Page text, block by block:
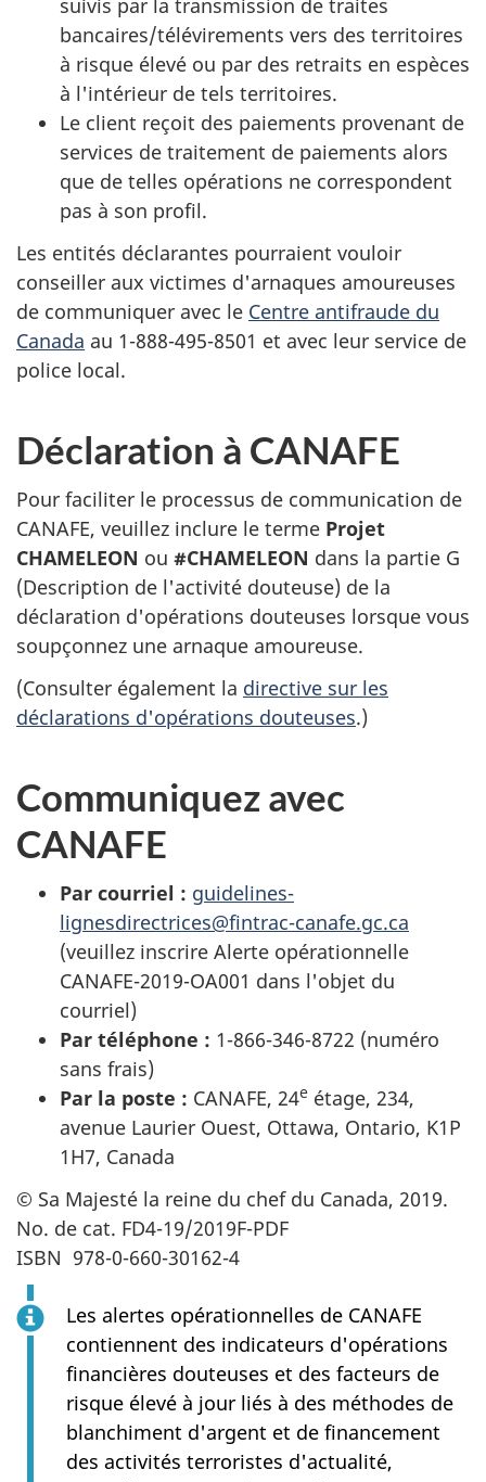
suivis par la transmission de traites
bancaires/télévirements vers des territoires
à risque élevé ou par des retraits en espèces
à l'intérieur de tels territoires.
Le client reçoit des paiements provenant de
services de traitement de paiements alors
que de telles opérations ne correspondent
pas à son profil.
Les entités déclarantes pourraient vouloir
conseiller aux victimes d'arnaques amoureuses
de communiquer avec le Centre antifraude du
Canada au 1-888-495-8501 et avec leur service de
police local.
Déclaration à CANAFE
Pour faciliter le processus de communication de
CANAFE, veuillez inclure le terme Projet
CHAMELEON ou #CHAMELEON dans la partie G
(Description de l'activité douteuse) de la
déclaration d'opérations douteuses lorsque vous
soupçonnez une arnaque amoureuse.
(Consulter également la directive sur les
déclarations d'opérations douteuses.)
Communiquez avec
CANAFE
Par courriel : guidelines-
lignesdirectrices@fintrac-canafe.gc.ca
(veuillez inscrire Alerte opérationnelle
CANAFE-2019-OA001 dans l'objet du
courriel)
Par téléphone : 1-866-346-8722 (numéro
sans frais)
Par la poste : CANAFE, 24e étage, 234,
avenue Laurier Ouest, Ottawa, Ontario, K1P
1H7, Canada
© Sa Majesté la reine du chef du Canada, 2019.
No. de cat. FD4-19/2019F-PDF
ISBN 978-0-660-30162-4
Les alertes opérationnelles de CANAFE
contiennent des indicateurs d'opérations
financières douteuses et des facteurs de
risque élevé à jour liés à des méthodes de
blanchiment d'argent et de financement
des activités terroristes d'actualité,